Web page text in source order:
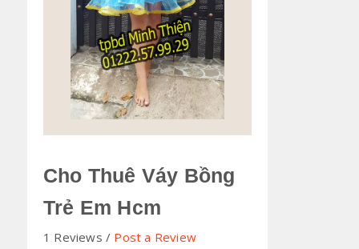
Cho Thuê Váy Bồng
Trẻ Em Hcm
1 Reviews Post a Review